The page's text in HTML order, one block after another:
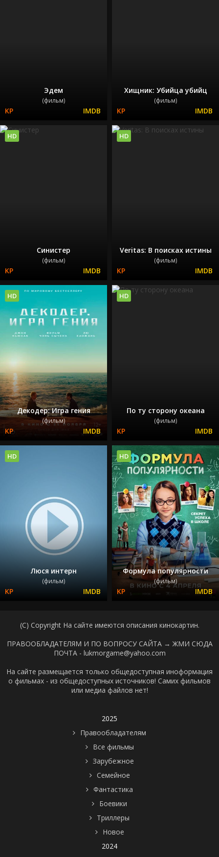
Эдем
(фильм)
Хищник: Убийца убийц
(фильм)
Синистер
(фильм)
HD
Veritas: В поисках истины
(фильм)
HD
Декодер: Игра гения
(фильм)
HD
По ту сторону океана
(фильм)
HD
Люся интерн
(фильм)
HD
Формула популярности
(фильм)
HD
(C) Copyright На сайте имеются описания кинокартин.
ПРАВООБЛАДАТЕЛЯМ И ПО ВОПРОСУ САЙТА → ЖМИ СЮДА
ПОЧТА - lukmorgame@yahoo.com
На сайте размещается только общедоступная иноформация
о фильмах - из общедоступных источников! Самих фильмов
или медиа файлов нет!
2025
Правообладателям
Все фильмы
Зарубежное
Семейное
Фантастика
Боевики
Триллеры
Новое
2024